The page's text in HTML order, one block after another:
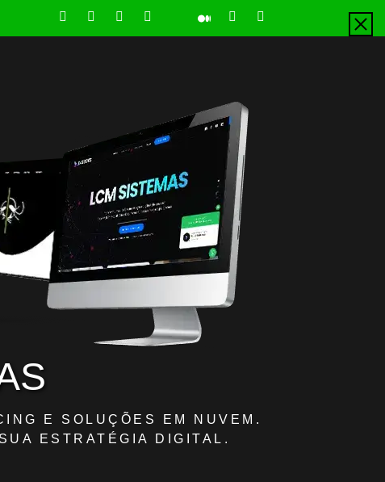
LinkedInInstagramFacebookYoutube PinterestTiktok
E SOLUÇÕES EM NUVEM.
ESTRATÉGIA DIGITAL.